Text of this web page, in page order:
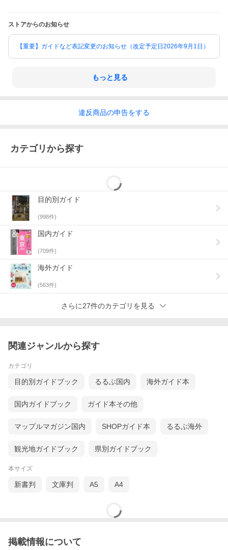
ストアからのお知らせ
【重要】ガイドなど表記変更のお知らせ（改定予定日2026年9月1日）
もっと見る
違反商品の申告をする
カテゴリから探す
目的別ガイド
(998件)
国内ガイド
(709件)
海外ガイド
(563件)
さらに27件のカテゴリを見る
関連ジャンルから探す
カテゴリ
目的別ガイドブック るるぶ国内 海外ガイド本
国内ガイドブック ガイド本その他
マップルマガジン国内 SHOPガイド本 るるぶ海外
観光地ガイドブック 県別ガイドブック
本サイズ
新書判 文庫判 A5 A4
掲載情報について